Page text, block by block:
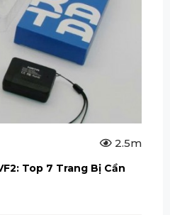
2.5m
Top 7 Trang Bị Cần